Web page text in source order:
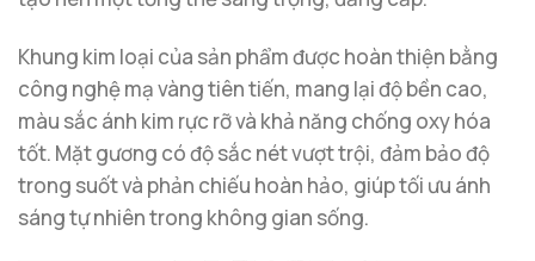
Khung kim loại của sản phẩm được hoàn thiện bằng
công nghệ mạ vàng tiên tiến, mang lại độ bền cao,
màu sắc ánh kim rực rỡ và khả năng chống oxy hóa
tốt. Mặt gương có độ sắc nét vượt trội, đảm bảo độ
trong suốt và phản chiếu hoàn hảo, giúp tối ưu ánh
sáng tự nhiên trong không gian sống.